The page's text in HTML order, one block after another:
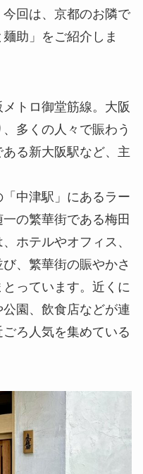
今回は、京都のお隣で
助」をご紹介しま
トロ御堂筋線。大阪
多くの人々で賑わう
る新大阪駅など、主
中津駅」にあるラー
の繁華街である梅田
ホテルやオフィス、
、繁華街の賑やかさ
っています。近くに
園、飲食店などが連
ろ人気を集めている